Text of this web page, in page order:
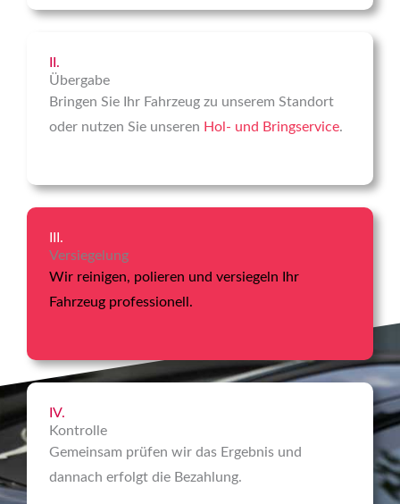
II.
Übergabe
Bringen Sie Ihr Fahrzeug zu unserem Standort
oder nutzen Sie unseren Hol- und Bringservice.
III.
Versiegelung
Wir reinigen, polieren und versiegeln Ihr
Fahrzeug professionell.
IV.
Kontrolle
Gemeinsam prüfen wir das Ergebnis und
dannach erfolgt die Bezahlung.